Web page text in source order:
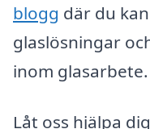
blogg där du
glaslösningar
inom glasarbete.
Låt oss hjälpa